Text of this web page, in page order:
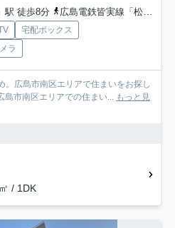
駅 徒歩8分
広島電鉄皆実線「松川町」駅 徒歩3分
宅配ボックス
ラ
。広島市南区エリアで住まいをお探し
島市南区エリアでの住まい... もっと見
/ 1DK